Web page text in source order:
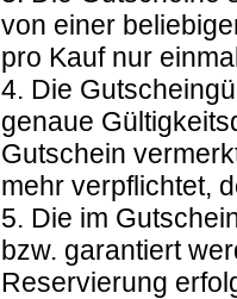
von einer
pro Kauf nur
4. Die
genaue
Gutschein
mehr verpflichtet,
5. Die im
bzw. garantiert
Reservierung